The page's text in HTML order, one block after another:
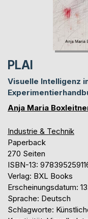
PLAI
Visuelle Intelligenz
Anja Maria
Industrie & Technik
Paperback
270 Seiten
ISBN-13:
Verlag: BXL Books
Erscheinungsdatum:
Sprache: Deutsch
Schlagworte: